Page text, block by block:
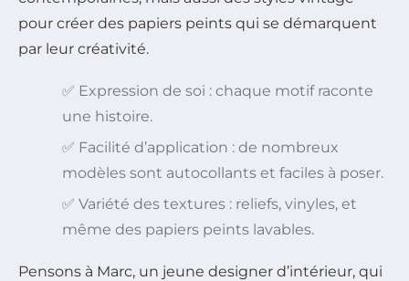
pour créer des papiers peints qui se démarquent
par leur créativité.
✅ Expression de soi : chaque motif raconte
une histoire.
✅ Facilité d’application : de nombreux
modèles sont autocollants et faciles à poser.
✅ Variété des textures : reliefs, vinyles, et
même des papiers peints lavables.
Pensons à Marc, un jeune designer d’intérieur, qui